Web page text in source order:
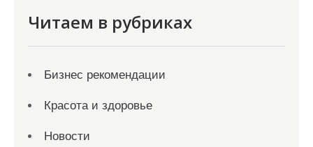
Читаем в рубриках
Бизнес рекомендации
Красота и здоровье
Новости